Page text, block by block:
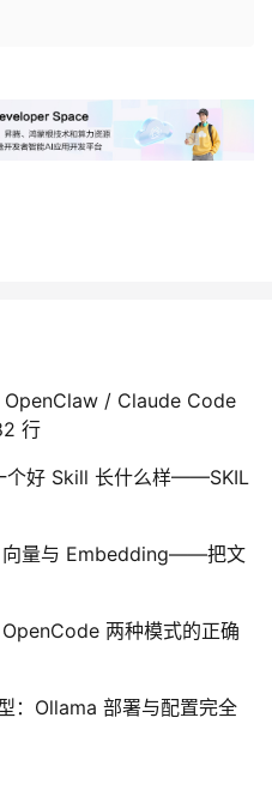
OpenClaw / Claude Code
行
个好 Skill 长什么样——SKIL
向量与 Embedding——把文
两种模式的正确
：Ollama 部署与配置完全